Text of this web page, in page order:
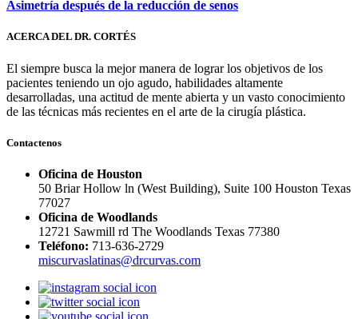
Asimetría después de la reducción de senos
ACERCA DEL DR. CORTÉS
El siempre busca la mejor manera de lograr los objetivos de los
pacientes teniendo un ojo agudo, habilidades altamente
desarrolladas, una actitud de mente abierta y un vasto conocimiento
de las técnicas más recientes en el arte de la cirugía plástica.
Contactenos
Oficina de Houston
50 Briar Hollow ln (West Building), Suite 100 Houston Texas
77027
Oficina de Woodlands
12721 Sawmill rd The Woodlands Texas 77380
Teléfono: 713-636-2729
miscurvaslatinas@drcurvas.com